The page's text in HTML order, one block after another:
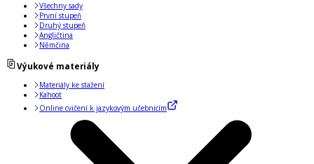
Všechny sady
První stupeň
Druhý stupeň
Angličtina
Němčina
Výukové materiály
Materiály ke stažení
Kahoot
Online cvičení k jazykovým učebnicím